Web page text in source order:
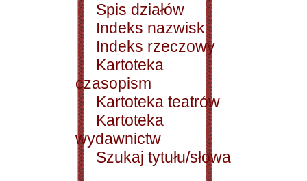
Spis działów
Indeks nazwisk
Indeks rzeczowy
Kartoteka
czasopism
Kartoteka teatrów
Kartoteka
wydawnictw
Szukaj tytułu/słowa